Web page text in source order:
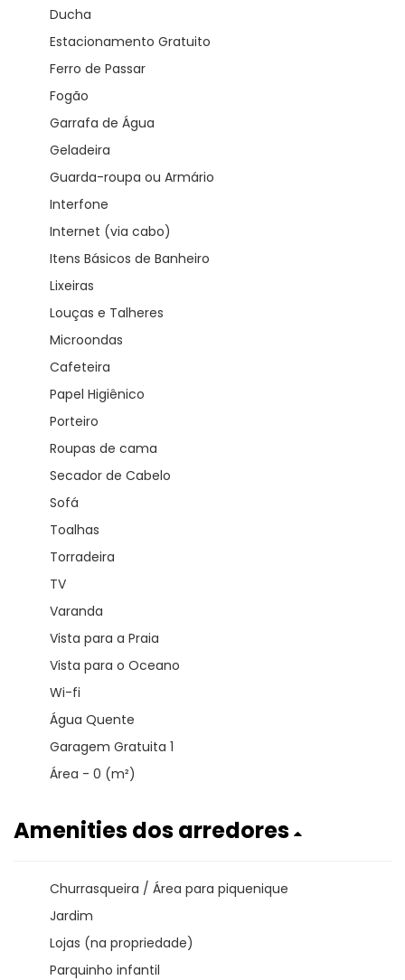
Ducha
Estacionamento Gratuito
Ferro de Passar
Fogão
Garrafa de Água
Geladeira
Guarda-roupa ou Armário
Interfone
Internet (via cabo)
Itens Básicos de Banheiro
Lixeiras
Louças e Talheres
Microondas
Cafeteira
Papel Higiênico
Porteiro
Roupas de cama
Secador de Cabelo
Sofá
Toalhas
Torradeira
TV
Varanda
Vista para a Praia
Vista para o Oceano
Wi-fi
Água Quente
Garagem Gratuita 1
Área - 0 (m²)
Amenities dos arredores
Churrasqueira / Área para piquenique
Jardim
Lojas (na propriedade)
Parquinho infantil